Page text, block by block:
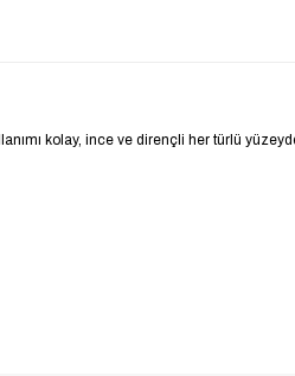
kolay, ince ve dirençli her türlü